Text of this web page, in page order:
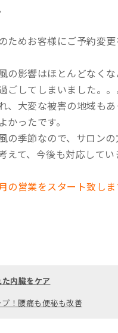
ためお客様にご予約変
の影響はほとんどなく
ごしてしまいました。。
、大変な被害の地域も
かったです。
の季節なので、サロン
えて、今後も対応してい
の営業をスタート致しま
内臓をケア
！腰痛も便秘も改善